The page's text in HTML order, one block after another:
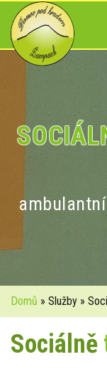
Domů » Služby »
Sociálně